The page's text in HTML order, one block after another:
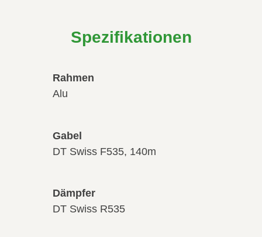
Spezifikationen
Rahmen
Alu
Gabel
DT Swiss F535, 140m
Dämpfer
DT Swiss R535